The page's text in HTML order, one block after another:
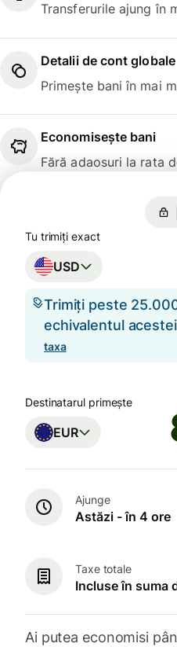
Transferurile ajung în
Detalii de cont globale
Primește bani în mai
Economisește bani
Fără adaosuri la rata
Tu trimiți exact
USD
Trimiți peste
echivalentul
taxa
Destinatarul primește
EUR
Ajunge
Astăzi - în 4 ore
Taxe totale
Incluse în suma
Ai putea economisi